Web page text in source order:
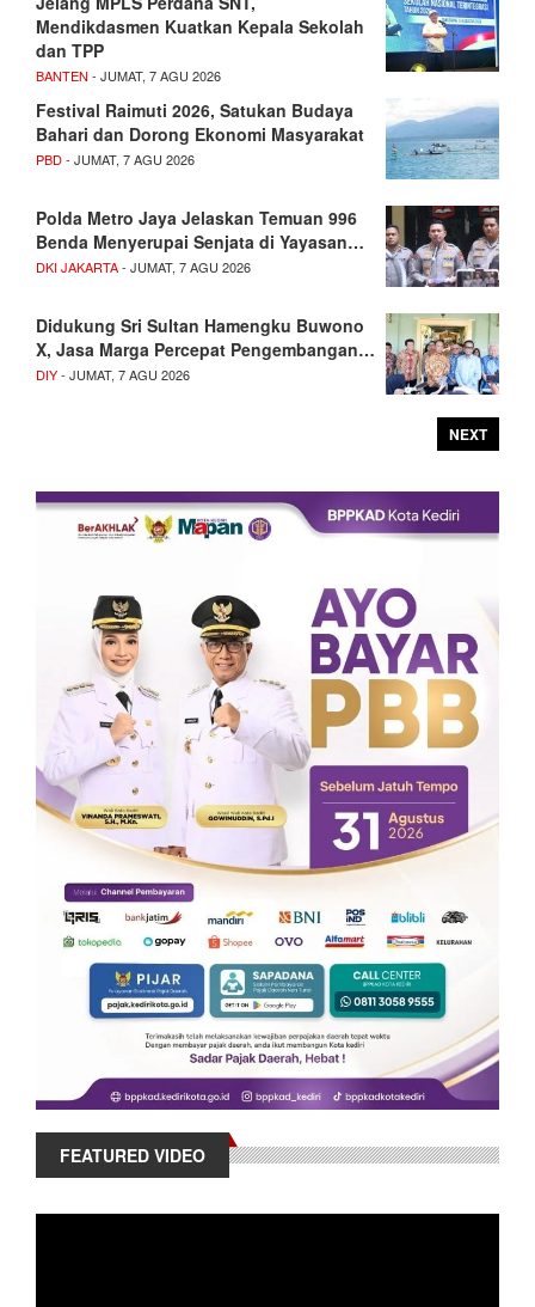
Mendikdasmen Kuatkan Kepala Sekolah
dan TPP
BANTEN - JUMAT, 7 AGU 2026
Festival Raimuti 2026, Satukan Budaya
Bahari dan Dorong Ekonomi Masyarakat
PBD- JUMAT, 7 AGU 2026
Polda Metro Jaya Jelaskan Temuan 996
Benda Menyerupai Senjata di Yayasan…
DKI JAKARTA- JUMAT, 7 AGU 2026
Didukung Sri Sultan Hamengku Buwono
X, Jasa Marga Percepat Pengembangan…
DIY- JUMAT, 7 AGU 2026
NEXT
FEATURED VIDEO